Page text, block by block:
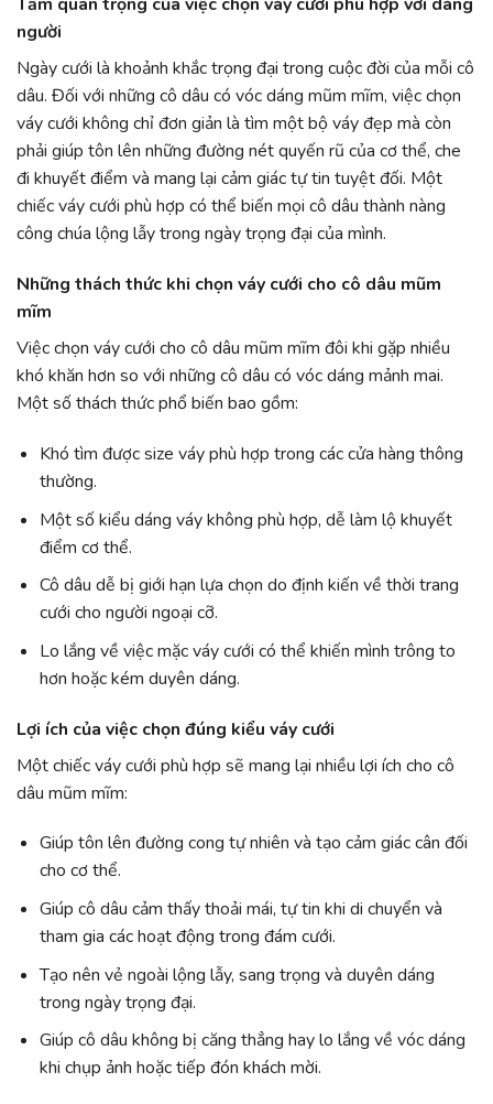
người
Ngày cưới là khoảnh khắc trọng đại trong cuộc đời của mỗi cô
dâu. Đối với những cô dâu có vóc dáng mũm mĩm, việc chọn
váy cưới không chỉ đơn giản là tìm một bộ váy đẹp mà còn
phải giúp tôn lên những đường nét quyến rũ của cơ thể, che
đi khuyết điểm và mang lại cảm giác tự tin tuyệt đối. Một
chiếc váy cưới phù hợp có thể biến mọi cô dâu thành nàng
công chúa lộng lẫy trong ngày trọng đại của mình.
Những thách thức khi chọn váy cưới cho cô dâu mũm
mĩm
Việc chọn váy cưới cho cô dâu mũm mĩm đôi khi gặp nhiều
khó khăn hơn so với những cô dâu có vóc dáng mảnh mai.
Một số thách thức phổ biến bao gồm:
Khó tìm được size váy phù hợp trong các cửa hàng thông
thường.
Một số kiểu dáng váy không phù hợp, dễ làm lộ khuyết
điểm cơ thể.
Cô dâu dễ bị giới hạn lựa chọn do định kiến về thời trang
cưới cho người ngoại cỡ.
Lo lắng về việc mặc váy cưới có thể khiến mình trông to
hơn hoặc kém duyên dáng.
Lợi ích của việc chọn đúng kiểu váy cưới
Một chiếc váy cưới phù hợp sẽ mang lại nhiều lợi ích cho cô
dâu mũm mĩm:
Giúp tôn lên đường cong tự nhiên và tạo cảm giác cân đối
cho cơ thể.
Giúp cô dâu cảm thấy thoải mái, tự tin khi di chuyển và
tham gia các hoạt động trong đám cưới.
Tạo nên vẻ ngoài lộng lẫy, sang trọng và duyên dáng
trong ngày trọng đại.
Giúp cô dâu không bị căng thẳng hay lo lắng về vóc dáng
khi chụp ảnh hoặc tiếp đón khách mời.